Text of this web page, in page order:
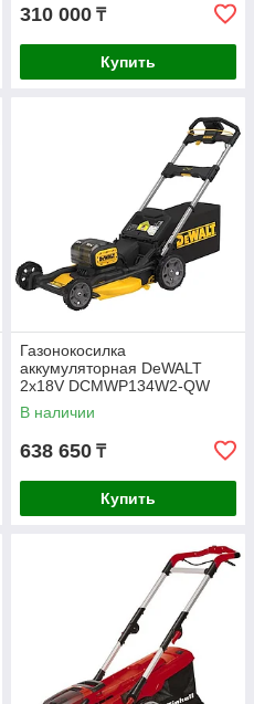
310 000 ₸
Купить
Газонокосилка
аккумуляторная DeWALT
2х18V DCMWP134W2-QW
В наличии
638 650 ₸
Купить